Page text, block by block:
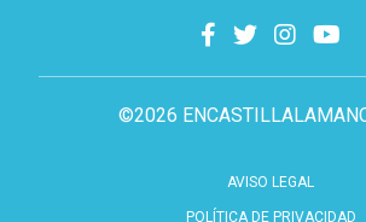
©2026
AVISO LEGAL
POLÍTICA DE PRIVACIDAD